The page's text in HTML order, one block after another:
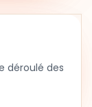
déroulé des